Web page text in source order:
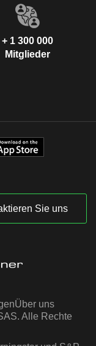
+ 1 300 000
Mitglieder
Sie uns
Über uns
Alle Rechte